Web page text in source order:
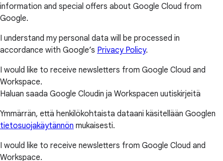
information and special offers about Google Cloud from
Google.
I understand my personal data will be processed in
accordance with Google’s Privacy Policy.
I would like to receive newsletters from Google Cloud and
Workspace.
Haluan saada Google Cloudin ja Workspacen uutiskirjeitä
Ymmärrän, että henkilökohtaista dataani käsitellään Googlen
tietosuojakäytännön mukaisesti.
I would like to receive newsletters from Google Cloud and
Workspace.